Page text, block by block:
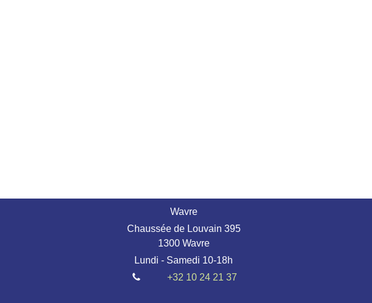
Wavre
Chaussée de Louvain 395
1300 Wavre
Lundi - Samedi 10-18h
+32 10 24 21 37